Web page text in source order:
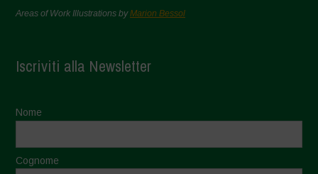
Areas of Work Illustrations byMarion Bessol
Iscriviti alla Newsletter
Nome
Cognome